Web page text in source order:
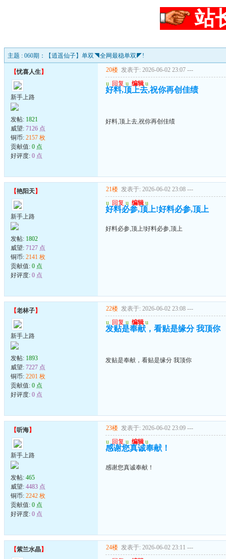
站
主题 : 060期：【逍遥仙子】单双◥全网最稳单双◤!
【忧喜人生】
新手上路
发帖: 1821
威望: 7126 点
铜币: 2157 枚
贡献值: 0 点
好评度: 0 点
20楼 发表于: 2026-06-02 23:07 ---
u 回复 u 编辑 u
好料,顶上去,祝你再创佳绩
好料,顶上去,祝你再创佳绩
【艳阳天】
新手上路
发帖: 1802
威望: 7127 点
铜币: 2141 枚
贡献值: 0 点
好评度: 0 点
21楼 发表于: 2026-06-02 23:08 ---
u 回复 u 编辑 u
好料必参,顶上!好料必参,顶上
好料必参,顶上!好料必参,顶上
【老林子】
新手上路
发帖: 1893
威望: 7227 点
铜币: 2201 枚
贡献值: 0 点
好评度: 0 点
22楼 发表于: 2026-06-02 23:08 ---
u 回复 u 编辑 u
发贴是奉献，看贴是缘分 我顶你
发贴是奉献，看贴是缘分 我顶你
【听海】
新手上路
发帖: 465
威望: 4483 点
铜币: 2242 枚
贡献值: 0 点
好评度: 0 点
23楼 发表于: 2026-06-02 23:09 ---
u 回复 u 编辑 u
感谢您真诚奉献！
感谢您真诚奉献！
【紫兰水晶】 24楼 发表于: 2026-06-02 23:11 ---